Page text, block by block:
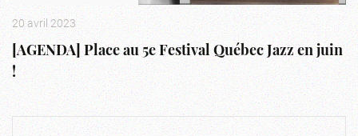
20 avril 2023
[AGENDA] Place au 5e Festival Québec Jazz en juin
!